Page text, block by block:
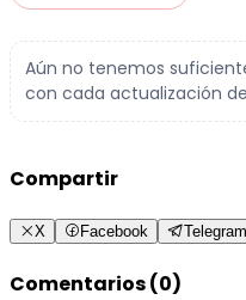
Aún no tenemos
con cada actualización
Compartir
X Facebook Telegram
Comentarios (0)